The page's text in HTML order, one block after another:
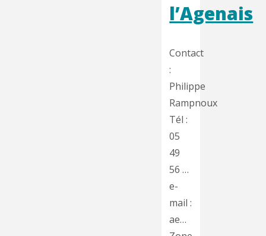
l’Agenais
Contact
:
Philippe
Rampnoux
Tél :
05
49
56 …
e-
mail :
ae…